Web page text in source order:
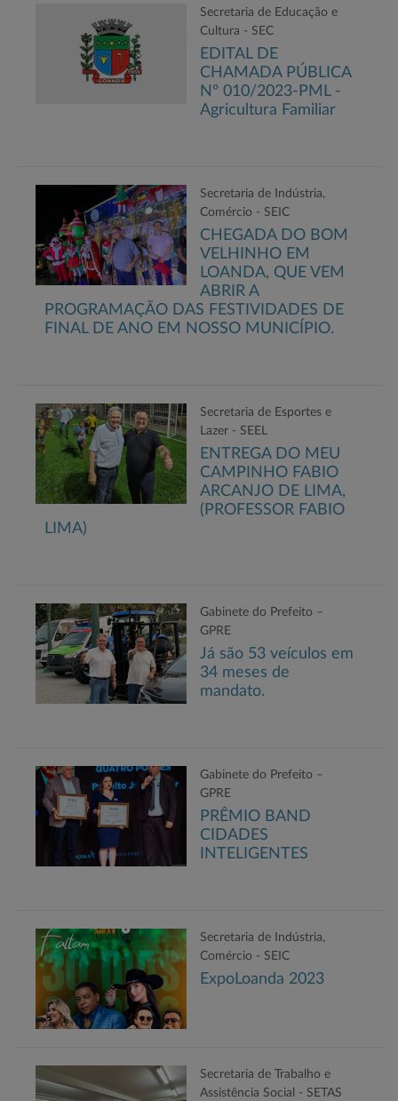
Secretaria de Educação e
Cultura - SEC
EDITAL DE
CHAMADA PÚBLICA
Nº 010/2023-PML -
Agricultura Familiar
Secretaria de Indústria,
Comércio - SEIC
CHEGADA DO BOM
VELHINHO EM
LOANDA, QUE VEM
ABRIR A
PROGRAMAÇÃO DAS FESTIVIDADES DE
FINAL DE ANO EM NOSSO MUNICÍPIO.
Secretaria de Esportes e
Lazer - SEEL
ENTREGA DO MEU
CAMPINHO FABIO
ARCANJO DE LIMA,
(PROFESSOR FABIO
LIMA)
Gabinete do Prefeito –
GPRE
Já são 53 veículos em
34 meses de
mandato.
Gabinete do Prefeito –
GPRE
PRÊMIO BAND
CIDADES
INTELIGENTES
Secretaria de Indústria,
Comércio - SEIC
ExpoLoanda 2023
Secretaria de Trabalho e
Assistência Social - SETAS